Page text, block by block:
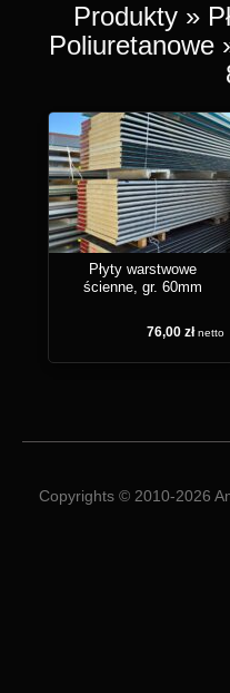
Produkty»
Poliuretanowe
Płyty warstwowe
ścienne, gr. 60mm
76,00 zł netto
Copyrights © 2010-2026